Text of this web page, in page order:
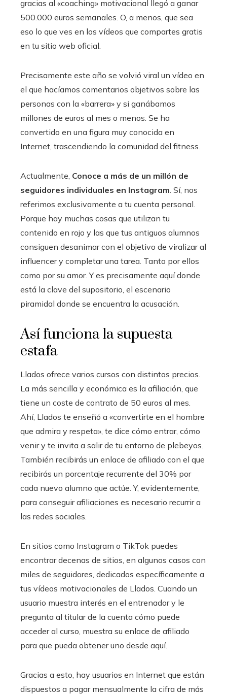
gracias al «coaching» motivacional llegó a ganar
500.000 euros semanales. O, a menos, que sea
eso lo que ves en los vídeos que compartes gratis
en tu sitio web oficial.
Precisamente este año se volvió viral un vídeo en
el que hacíamos comentarios objetivos sobre las
personas con la «barrera» y si ganábamos
millones de euros al mes o menos. Se ha
convertido en una figura muy conocida en
Internet, trascendiendo la comunidad del fitness.
Actualmente, Conoce a más de un millón de
seguidores individuales en Instagram. Sí, nos
referimos exclusivamente a tu cuenta personal.
Porque hay muchas cosas que utilizan tu
contenido en rojo y las que tus antiguos alumnos
consiguen desanimar con el objetivo de viralizar al
influencer y completar una tarea. Tanto por ellos
como por su amor. Y es precisamente aquí donde
está la clave del supositorio, el escenario
piramidal donde se encuentra la acusación.
Así funciona la supuesta
estafa
Llados ofrece varios cursos con distintos precios.
La más sencilla y económica es la afiliación, que
tiene un coste de contrato de 50 euros al mes.
Ahí, Llados te enseñó a «convertirte en el hombre
que admira y respeta», te ​​dice cómo entrar, cómo
venir y te invita a salir de tu entorno de plebeyos.
También recibirás un enlace de afiliado con el que
recibirás un porcentaje recurrente del 30% por
cada nuevo alumno que actúe. Y, evidentemente,
para conseguir afiliaciones es necesario recurrir a
las redes sociales.
En sitios como Instagram o TikTok puedes
encontrar decenas de sitios, en algunos casos con
miles de seguidores, dedicados específicamente a
tus vídeos motivacionales de Llados. Cuando un
usuario muestra interés en el entrenador y le
pregunta al titular de la cuenta cómo puede
acceder al curso, muestra su enlace de afiliado
para que pueda obtener uno desde aquí.
Gracias a esto, hay usuarios en Internet que están
dispuestos a pagar mensualmente la cifra de más